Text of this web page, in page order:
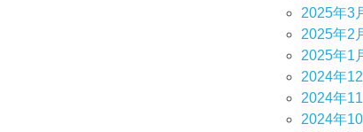
2025年3
2025年2
2025年1
2024年12
2024年11
2024年10